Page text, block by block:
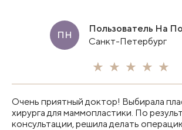
ПН
Пользователь На
Санкт-Петербург
Очень приятный доктор! Выбирала
хирурга для маммопластики. По
консультации, решила делать